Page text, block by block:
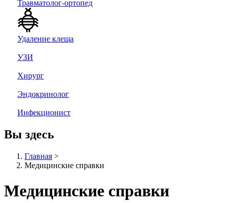
Травматолог-ортопед
Удаление клеща
УЗИ
Хирург
Эндокринолог
Инфекционист
Вы здесь
Главная >
Медицинские справки
Медицинские справки